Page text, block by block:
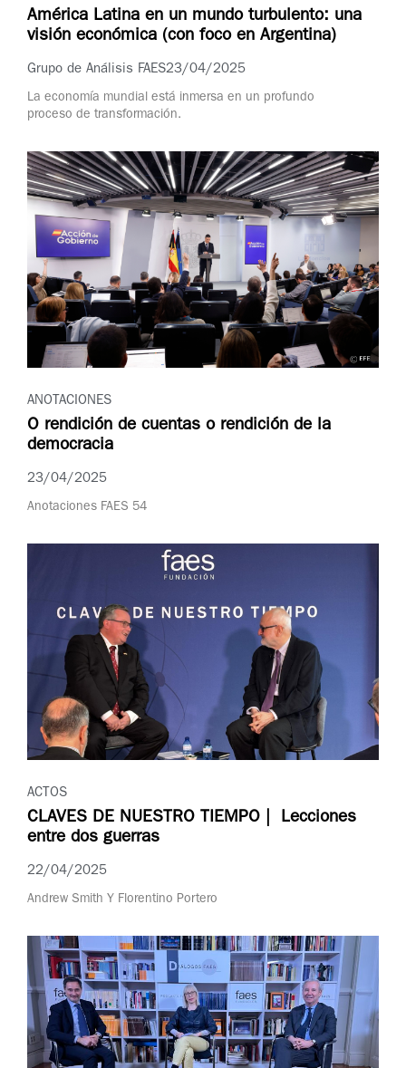
América Latina en un mundo turbulento: una
visión económica (con foco en Argentina)
Grupo de Análisis FAES23/04/2025
La economía mundial está inmersa en un profundo
proceso de transformación.
ANOTACIONES
O rendición de cuentas o rendición de la
democracia
23/04/2025
Anotaciones FAES 54
ACTOS
CLAVES DE NUESTRO TIEMPO | Lecciones
entre dos guerras
22/04/2025
Andrew Smith Y Florentino Portero